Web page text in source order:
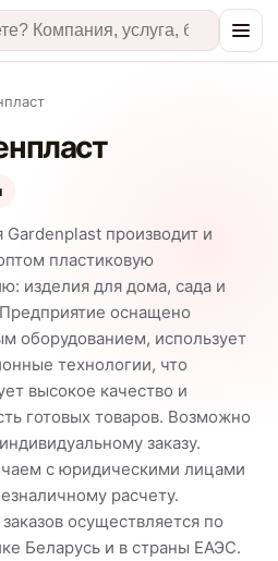
Gardenplast производит и
пластиковую
изделия для дома, сада и
оснащено
оборудованием, использует
технологии, что
высокое качество и
готовых товаров. Возможно
заказу.
с юридическими лицами
расчету.
осуществляется по
Беларусь и в страны ЕАЭС.